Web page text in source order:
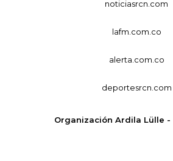
noticiasrcn.com
lafm.com.co
alerta.com.co
deportesrcn.com
Organización Ardila Lülle -